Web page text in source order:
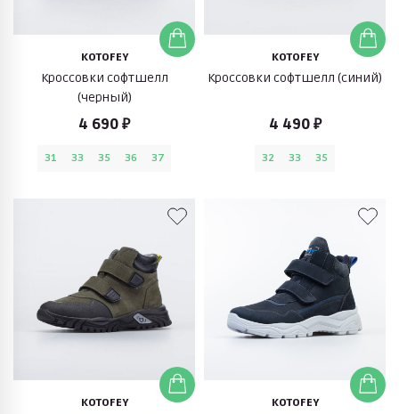
KOTOFEY
Кроссовки софтшелл
(черный)
4 690 ₽
31 33 35 36 37
KOTOFEY
Кроссовки софтшелл (синий)
4 490 ₽
32 33 35
KOTOFEY KOTOFEY